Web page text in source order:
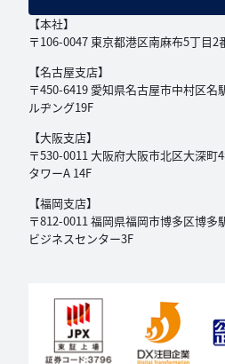
【本社】
〒106-0047 東京都港区南麻布5丁目2
【名古屋支店】
〒450-6419 愛知県名古屋市中村区名
ルヂング19F
【大阪支店】
〒530-0011 大阪府大阪市北区大深町
タワーA 14F
【福岡支店】
〒812-0011 福岡県福岡市博多区博多
ビジネスセンター3F